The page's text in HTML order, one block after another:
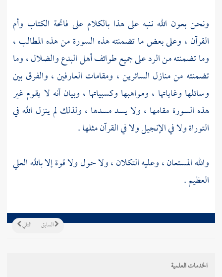
ونحن بعون الله ننبه على هذا بالكلام على فاتحة الكتاب وأم
القرآن ، وعلى بعض ما تضمنته هذه السورة من هذه المطالب ،
وما تضمنته من الرد على جميع طوائف أهل البدع والضلال ، وما
تضمنته من منازل السائرين ، ومقامات العارفين ، والفرق بين
وسائلها وغاياتها ، ومواهبها وكسبياتها ، وبيان أنه لا يقوم غير
هذه السورة مقامها ، ولا يسد مسدها ، ولذلك لم ينزل الله في
التوراة ولا في الإنجيل ولا في القرآن مثلها .
والله المستعان ، وعليه التكلان ، ولا حول ولا قوة إلا بالله العلي
العظيم .
التالي السابق
الخدمات العلمية